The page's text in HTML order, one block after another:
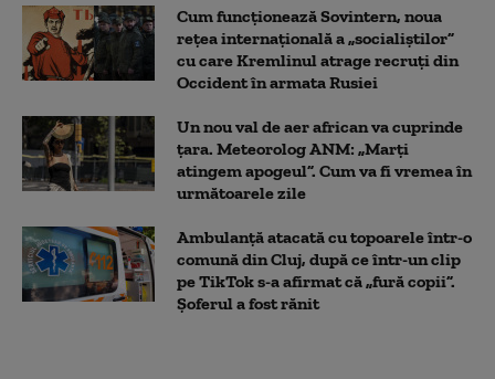
Cum funcționează Sovintern, noua
rețea internațională a „socialiștilor”
cu care Kremlinul atrage recruți din
Occident în armata Rusiei
Un nou val de aer african va cuprinde
țara. Meteorolog ANM: „Marți
atingem apogeul”. Cum va fi vremea în
următoarele zile
Ambulanţă atacată cu topoarele într-o
comună din Cluj, după ce într-un clip
pe TikTok s-a afirmat că „fură copii”.
Șoferul a fost rănit